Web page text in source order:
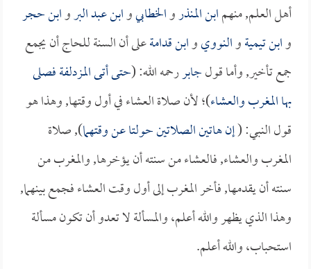
أهل العلم, منهمابن المنذروالخطابيوابن عبد البروابن حجر
وابن تيميةوالنوويوابن قدامةعلى أن السنة للحاج أن يجمع
جمع تأخير, وأما قولجابررحمه الله: (حتى أتى المزدلفة فصلى
بها المغرب والعشاء)؛ لأن صلاة العشاء في أول وقتها, وهذا هو
قول النبي: (إن هاتين الصلاتين حولتا عن وقتهما), صلاة
المغرب والعشاء, فالعشاء من سنته أن يؤخرها, والمغرب من
سنته أن يقدمها, فأخر المغرب إلى أول وقت العشاء فجمع بينهما,
وهذا الذي يظهر والله أعلم، والمسألة لا تعدو أن تكون مسألة
استحباب، والله أعلم.